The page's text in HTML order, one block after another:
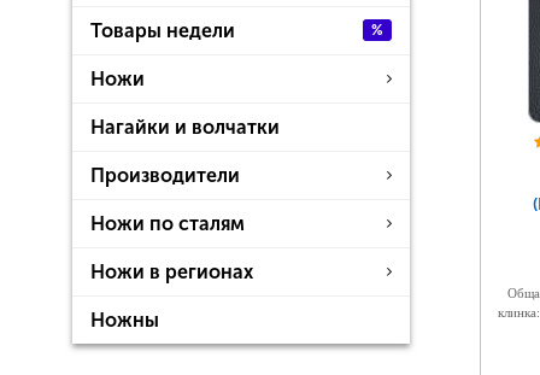
Товары недели %
Ножи
Нагайки и волчатки
Производители
Ножи по сталям
Ножи в регионах
Ножны